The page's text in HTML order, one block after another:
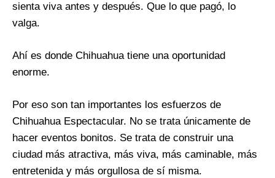
sienta viva antes y después. Que lo que pagó, lo
valga.
Ahí es donde Chihuahua tiene una oportunidad
enorme.
Por eso son tan importantes los esfuerzos de
Chihuahua Espectacular. No se trata únicamente de
hacer eventos bonitos. Se trata de construir una
ciudad más atractiva, más viva, más caminable, más
entretenida y más orgullosa de sí misma.